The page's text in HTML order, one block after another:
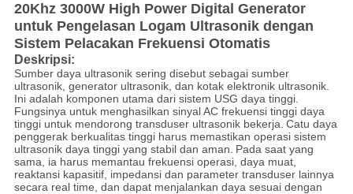
20Khz 3000W High Power Digital Generator
untuk Pengelasan Logam Ultrasonik dengan
Sistem Pelacakan Frekuensi Otomatis
Deskripsi:
Sumber daya ultrasonik sering disebut sebagai sumber
ultrasonik, generator ultrasonik, dan kotak elektronik ultrasonik.
Ini adalah komponen utama dari sistem USG daya tinggi.
Fungsinya untuk menghasilkan sinyal AC frekuensi tinggi daya
tinggi untuk mendorong transduser ultrasonik bekerja. Catu daya
penggerak berkualitas tinggi harus memastikan operasi sistem
ultrasonik daya tinggi yang stabil dan aman. Pada saat yang
sama, ia harus memantau frekuensi operasi, daya muat,
reaktansi kapasitif, impedansi dan parameter transduser lainnya
secara real time, dan dapat menjalankan daya sesuai dengan